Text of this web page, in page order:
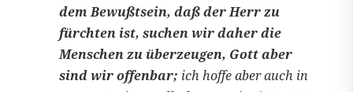
dem Bewußtsein, daß der Herr zu
fürchten ist, suchen wir daher die
Menschen zu überzeugen, Gott aber
sind wir offenbar; ich hoffe aber auch in